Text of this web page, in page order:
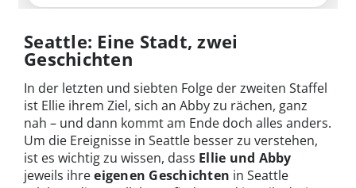
Seattle: Eine Stadt, zwei
Geschichten
In der letzten und siebten Folge der zweiten Staffel
ist Ellie ihrem Ziel, sich an Abby zu rächen, ganz
nah – und dann kommt am Ende doch alles anders.
Um die Ereignisse in Seattle besser zu verstehen,
ist es wichtig zu wissen, dass Ellie und Abby
jeweils ihreeigenen Geschichten in Seattle